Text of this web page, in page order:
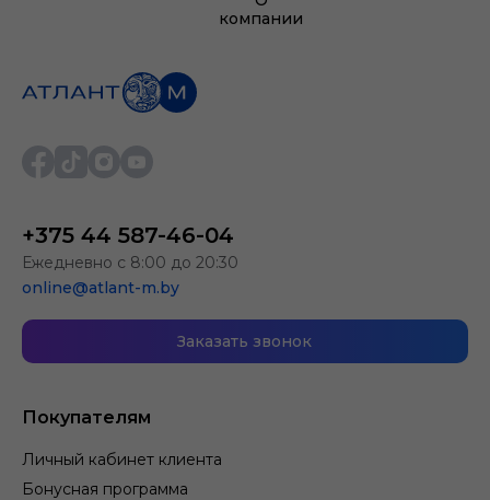
компании
Покупателям
Личный кабинет клиента
Бонусная программа
+375 44 587-46-04
Ежедневно с 8:00 до 20:30
online@atlant-m.by
Заказать звонок